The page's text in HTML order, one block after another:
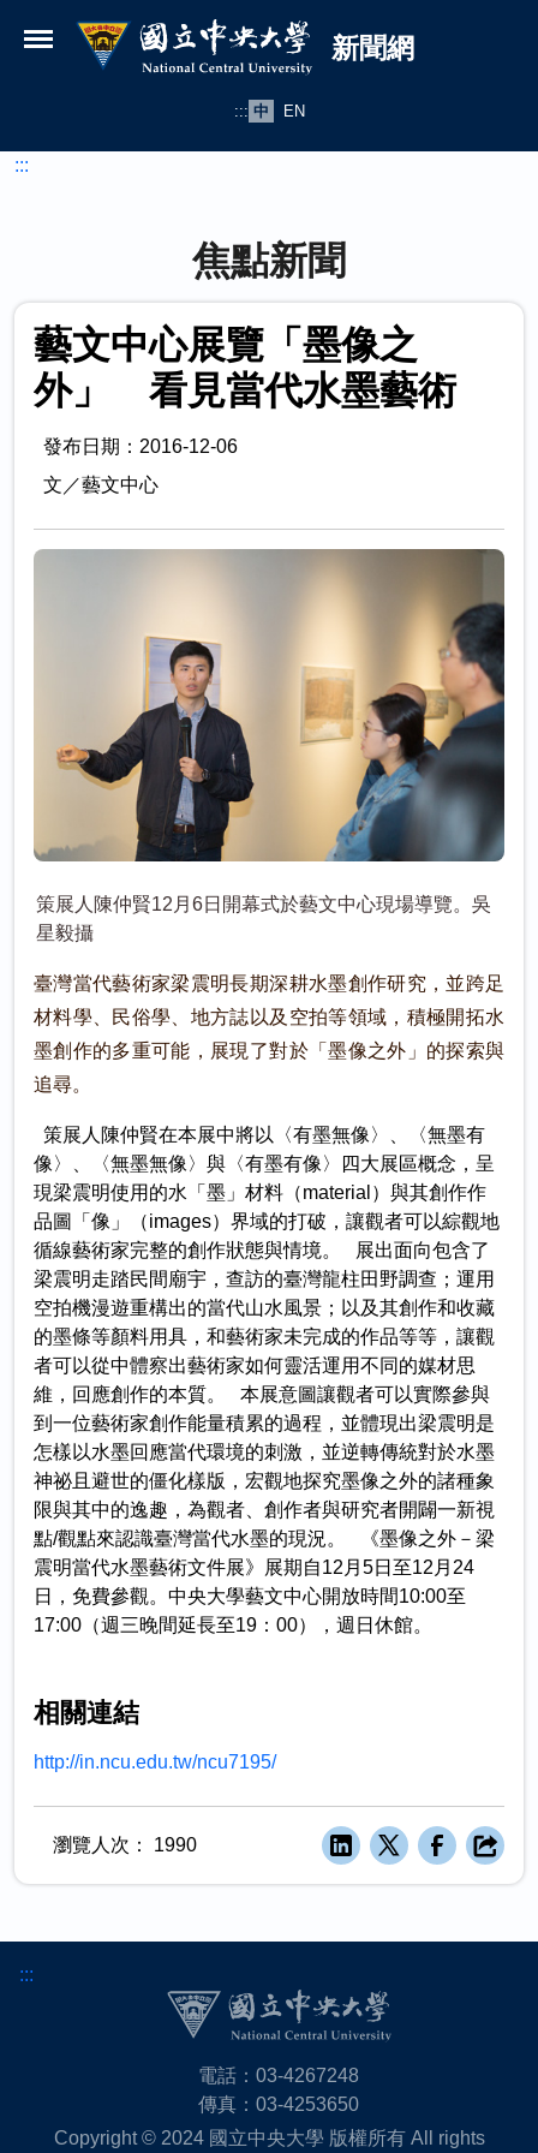
國立中央大學新聞網
新聞網
::: 中 EN
:::
焦點新聞
藝文中心展覽「墨像之
外」 看見當代水墨藝術
發布日期：2016-12-06
文／藝文中心
策展人陳仲賢12月6日開幕式於藝文中心現場導覽。吳
星毅攝
臺灣當代藝術家梁震明長期深耕水墨創作研究，並跨足
材料學、民俗學、地方誌以及空拍等領域，積極開拓水
墨創作的多重可能，展現了對於「墨像之外」的探索與
追尋。
策展人陳仲賢在本展中將以〈有墨無像〉、〈無墨有
像〉、〈無墨無像〉與〈有墨有像〉四大展區概念，呈
現梁震明使用的水「墨」材料（material）與其創作作
品圖「像」（images）界域的打破，讓觀者可以綜觀地
循線藝術家完整的創作狀態與情境。 展出面向包含了
梁震明走踏民間廟宇，查訪的臺灣龍柱田野調查；運用
空拍機漫遊重構出的當代山水風景；以及其創作和收藏
的墨條等顏料用具，和藝術家未完成的作品等等，讓觀
者可以從中體察出藝術家如何靈活運用不同的媒材思
維，回應創作的本質。 本展意圖讓觀者可以實際參與
到一位藝術家創作能量積累的過程，並體現出梁震明是
怎樣以水墨回應當代環境的刺激，並逆轉傳統對於水墨
神祕且避世的僵化樣版，宏觀地探究墨像之外的諸種象
限與其中的逸趣，為觀者、創作者與研究者開闢一新視
點/觀點來認識臺灣當代水墨的現況。 《墨像之外－梁
震明當代水墨藝術文件展》展期自12月5日至12月24
日，免費參觀。中央大學藝文中心開放時間10:00至
17:00（週三晚間延長至19：00），週日休館。
相關連結
http://in.ncu.edu.tw/ncu7195/
瀏覽人次： 1990
:::
電話：03-4267248
傳真：03-4253650
Copyright © 2024 國立中央大學 版權所有 All rights